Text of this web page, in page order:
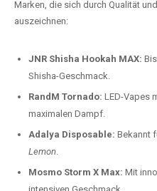
Marken, die sich durch Qualität
auszeichnen:
JNR Shisha Hookah MAX:
Shisha-Geschmack.
RandM Tornado: LED-Vapes
maximalen Dampf.
Adalya Disposable: Bekannt
Lemon.
Mosmo Storm X Max: Mit